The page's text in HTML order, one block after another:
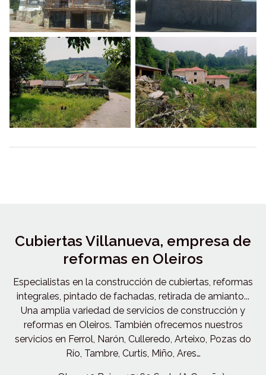
Cubiertas Villanueva, empresa de
reformas en Oleiros
Especialistas en la construcción de cubiertas, reformas
integrales, pintado de fachadas, retirada de amianto...
Una amplia variedad de servicios de construcción y
reformas en Oleiros. También ofrecemos nuestros
servicios en Ferrol, Narón, Culleredo, Arteixo, Pozas do
Río, Tambre, Curtis, Miño, Ares…